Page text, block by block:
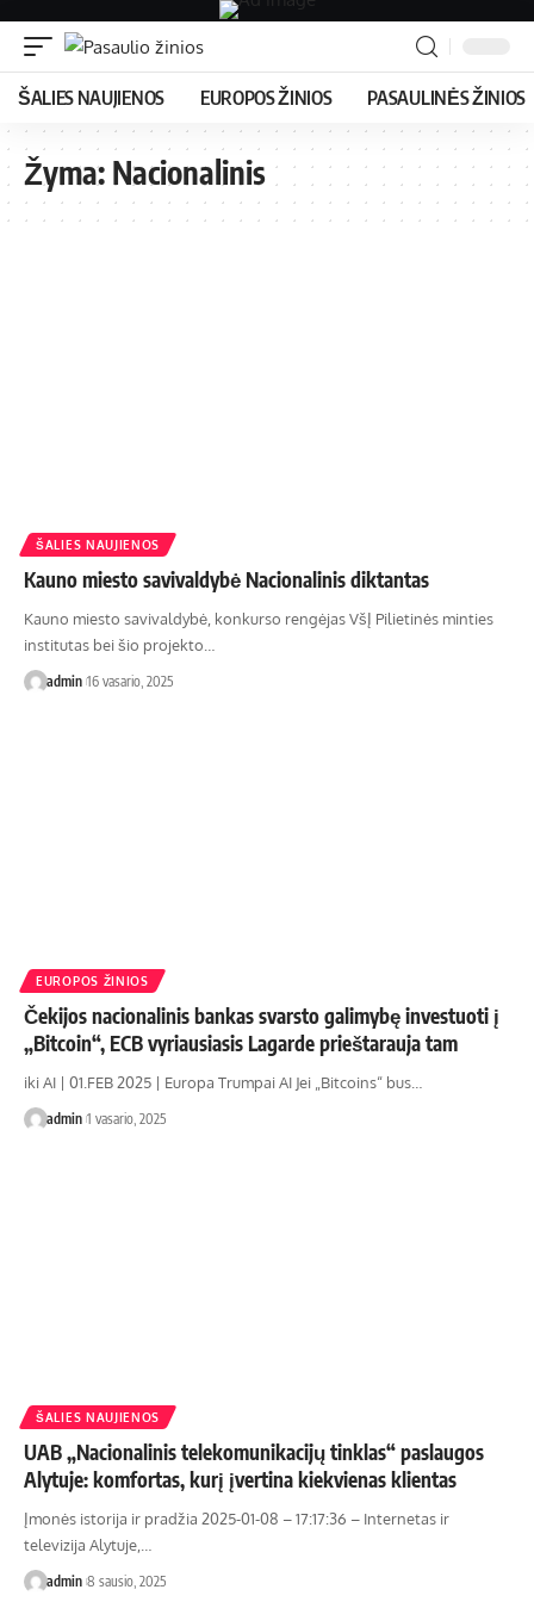
ŠALIES NAUJIENOS EUROPOS ŽINIOS PASAULINĖS ŽINIOS
Žyma: Nacionalinis
ŠALIES NAUJIENOS
Kauno miesto savivaldybė Nacionalinis diktantas
Kauno miesto savivaldybė, konkurso rengėjas VšĮ Pilietinės minties
institutas bei šio projekto…
admin 16 vasario, 2025
EUROPOS ŽINIOS
Čekijos nacionalinis bankas svarsto galimybę investuoti į
„Bitcoin“, ECB vyriausiasis Lagarde prieštarauja tam
iki AI | 01.FEB 2025 | Europa Trumpai AI Jei „Bitcoins“ bus…
admin 1 vasario, 2025
ŠALIES NAUJIENOS
UAB „Nacionalinis telekomunikacijų tinklas“ paslaugos
Alytuje: komfortas, kurį įvertina kiekvienas klientas
Įmonės istorija ir pradžia 2025-01-08 – 17:17:36 – Internetas ir
televizija Alytuje,…
admin 8 sausio, 2025